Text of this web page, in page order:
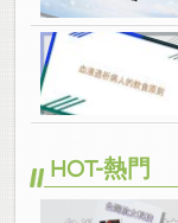
HOT-熱門